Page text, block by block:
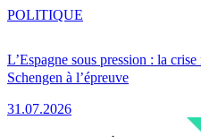
L’Espagne sous pression : la
Schengen à l’épreuve
31.07.2026
POLITIQUE